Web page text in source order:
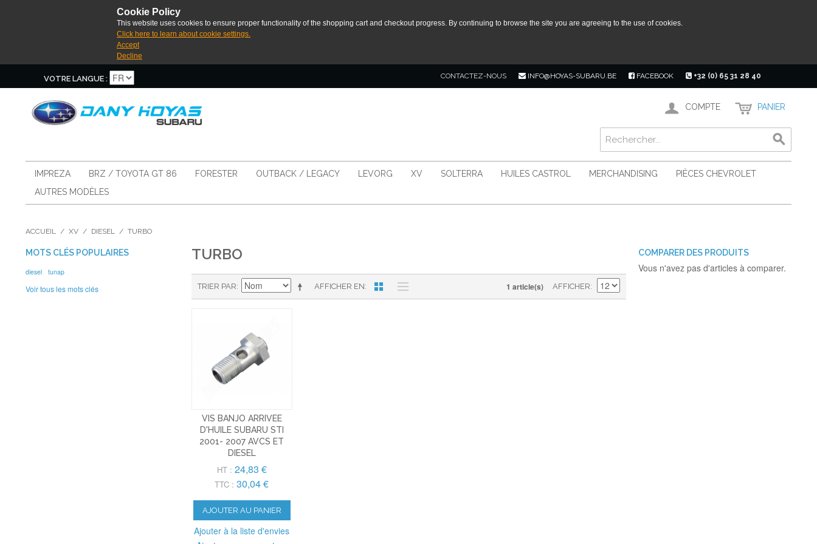
Cookie Policy
This website uses cookies to ensure proper functionality of the shopping cart and checkout progress. By continuing to browse the site you are agreeing to the use of cookies.
Click here to learn about cookie settings.
Accept
Decline
VOTRE LANGUE : CONTACTEZ-NOUS INFO@HOYAS-SUBARU.BE FACEBOOK +32 (0) 65 31 28 40
COMPTE PANIER
IMPREZA BRZ / TOYOTA GT 86 FORESTER OUTBACK / LEGACY LEVORG XV SOLTERRA HUILES CASTROL MERCHANDISING
PIÈCES CHEVROLET
AUTRES MODÈLES
ACCUEIL / XV / DIESEL / TURBO
TURBO
AFFICHER EN
TRIER PAR 1 article(s) AFFICHER
VIS BANJO ARRIVEE
D'HUILE SUBARU STI
2001- 2007 AVCS ET
DIESEL
HT : 24,83 €
TTC : 30,04 €
AJOUTER AU PANIER
Ajouter à la liste d'envies
MOTS CLÉS POPULAIRES
diesel tunap
Voir tous les mots clés
COMPARER DES PRODUITS
Vous n'avez pas d'articles à comparer.